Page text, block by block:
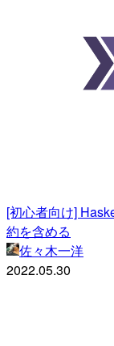
[初心者向け]
約を含める
佐々木一洋
2022.05.30